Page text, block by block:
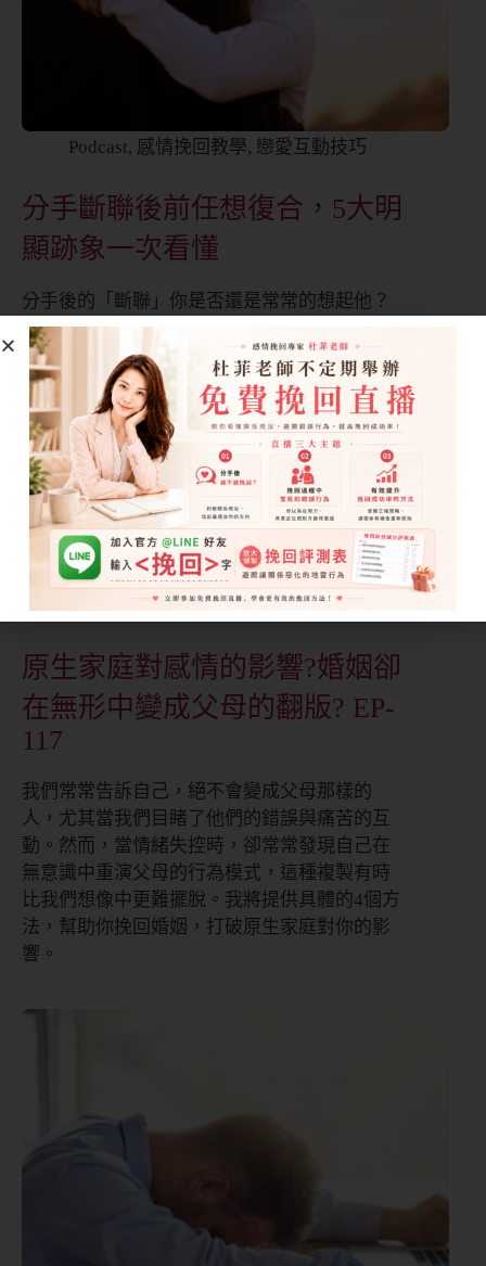
Podcast, 感情挽回教學, 戀愛互動技巧
分手斷聯後前任想復合，5大明
顯跡象一次看懂
分手後的「斷聯」你是否還是常常的想起他？
許多人心裡都會有疑問：對方是否還在意我？
會有復合的可能嗎？本集節目我將帶你了解...
1、分手後哪些跡象代表對方有復合的想法？
2、怎麼邀請對方共同討論之前分手原因？
3、彼此在意的點有哪些？
4、怎麼避免再次分手?避免重蹈覆轍？
婚姻溝通經營,Podcast,原生家庭,感情挽
關係經營
原生家庭對感情的影響?婚姻卻
在無形中變成父母的翻版? EP-
117
我們常常告訴自己，絕不會變成父母那樣的
人，尤其當我們目睹了他們的錯誤與痛苦的互
動。然而，當情緒失控時，卻常常發現自己在
無意識中重演父母的行為模式，這種複製有時
比我們想像中更難擺脫。我將提供具體的4個方
法，幫助你挽回婚姻，打破原生家庭對你的影
響。